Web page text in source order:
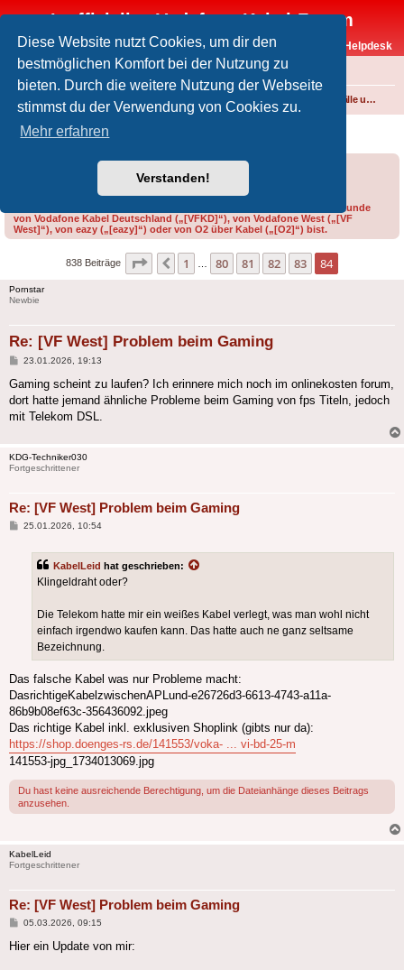
Diese Website nutzt Cookies, um dir den
bestmöglichen Komfort bei der Nutzung zu
bieten. Durch die weitere Nutzung der Webseite
stimmst du der Verwendung von Cookies zu.
Mehr erfahren
Verstanden!
Inoffizielles Vodafone-Kabel-Forum
Vodafone-Kabel-Helpdesk
FAQ
Foren-Übersicht Internet und Telefon über Kabel Störungen, Ausfälle und Speedprobleme
[VF West] Problem beim Gaming
Bitte gib bei der Erstellung eines Threads im Feld „Präfix“ an, ob du Kunde
von Vodafone Kabel Deutschland („[VFKD]“), von Vodafone West („[VF
West]“), von eazy („[eazy]“) oder von O2 über Kabel („[O2]“) bist.
838 Beiträge Seite 84 von84
Vorherige
1 80 81 82 83 84
Pornstar
Newbie
Re: [VF West] Problem beim Gaming
Beitrag
23.01.2026, 19:13
Gaming scheint zu laufen? Ich erinnere mich noch im onlinekosten forum,
dort hatte jemand ähnliche Probleme beim Gaming von fps Titeln, jedoch
mit Telekom DSL.
KDG-Techniker030
Fortgeschrittener
Re: [VF West] Problem beim Gaming
Beitrag
25.01.2026, 10:54
KabelLeid hat geschrieben:
Klingeldraht oder?
Die Telekom hatte mir ein weißes Kabel verlegt, was man wohl nicht
einfach irgendwo kaufen kann. Das hatte auch ne ganz seltsame
Bezeichnung.
Das falsche Kabel was nur Probleme macht:
DasrichtigeKabelzwischenAPLund-e26726d3-6613-4743-a11a-
86b9b08ef63c-356436092.jpeg
Das richtige Kabel inkl. exklusiven Shoplink (gibts nur da):
https://shop.doenges-rs.de/141553/voka- ... vi-bd-25-m
141553-jpg_1734013069.jpg
Du hast keine ausreichende Berechtigung, um die Dateianhänge dieses Beitrags
anzusehen.
KabelLeid
Fortgeschrittener
Re: [VF West] Problem beim Gaming
Beitrag
05.03.2026, 09:15
Hier ein Update von mir: